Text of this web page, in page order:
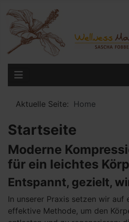
Aktuelle Seite: Home
Startseite
Moderne
für ein leichtes
Entspannt, gezielt,
In unserer Praxis setzen wir auf
effektive Methode, um den